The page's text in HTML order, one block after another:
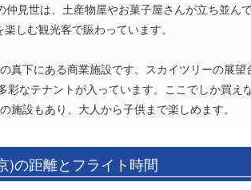
見世は、土産物屋やお菓子屋さんが立ち並ん
しむ観光客で賑わっています。
真下にある商業施設です。スカイツリーの展
彩なテナントが入っています。ここでしか買
設もあり、大人から子供まで楽しめます。
)の距離とフライト時間